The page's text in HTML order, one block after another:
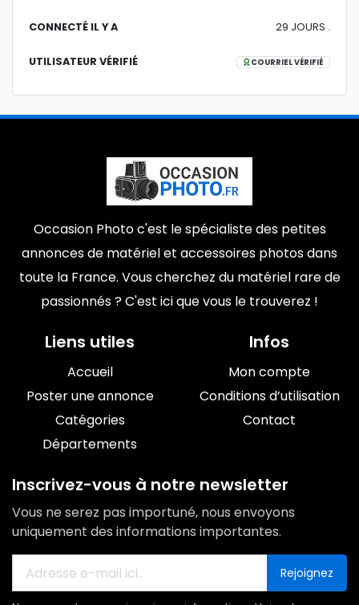
CONNECTÉ IL Y A 29 JOURS .
UTILISATEUR VÉRIFIÉ COURRIEL VÉRIFIÉ
Occasion Photo c'est le spécialiste des petites
annonces de matériel et accessoires photos dans
toute la France. Vous cherchez du matériel rare de
passionnés ? C'est ici que vous le trouverez !
Liens utiles
Accueil
Poster une annonce
Catégories
Départements
Infos
Mon compte
Conditions d’utilisation
Contact
Inscrivez-vous à notre newsletter
Vous ne serez pas importuné, nous envoyons
uniquement des informations importantes.
Rejoignez